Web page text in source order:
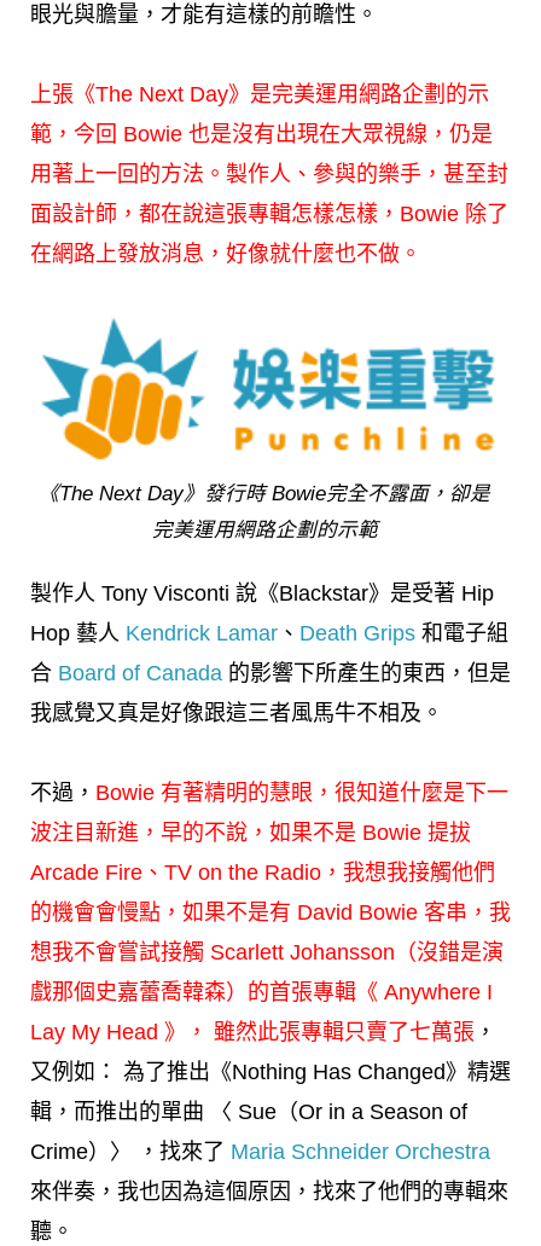
眼光與膽量，才能有這樣的前瞻性。
上張《The Next Day》是完美運用網路企劃的示
範，今回 Bowie 也是沒有出現在大眾視線，仍是
用著上一回的方法。製作人、參與的樂手，甚至封
面設計師，都在說這張專輯怎樣怎樣，Bowie 除了
在網路上發放消息，好像就什麼也不做。
《The Next Day》發行時 Bowie完全不露面，卻是
完美運用網路企劃的示範
製作人 Tony Visconti 說《Blackstar》是受著 Hip
Hop 藝人 Kendrick Lamar 、 Death Grips 和電子組
合 Board of Canada 的影響下所產生的東西，但是
我感覺又真是好像跟這三者風馬牛不相及。
不過， Bowie 有著精明的慧眼，很知道什麼是下一
波注目新進，早的不說，如果不是 Bowie 提拔
Arcade Fire 、 TV on the Radio ，我想我接觸他們
的機會會慢點，如果不是有 David Bowie 客串，我
想我不會嘗試接觸 Scarlett Johansson （沒錯是演
戲那個史嘉蕾喬韓森）的首張專輯《 Anywhere I
Lay My Head 》， 雖然此張專輯只賣了七萬張 ，
又例如： 為了推出《Nothing Has Changed》精選
輯，而推出的單曲 〈 Sue（Or in a Season of
Crime）〉 ，找來了 Maria Schneider Orchestra
來伴奏，我也因為這個原因，找來了他們的專輯來
聽。